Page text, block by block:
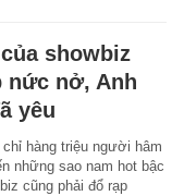
showbiz
nức nở, Anh
yêu
chỉ hàng triệu người hâm
những sao nam hot bậc
cũng phải đổ rạp